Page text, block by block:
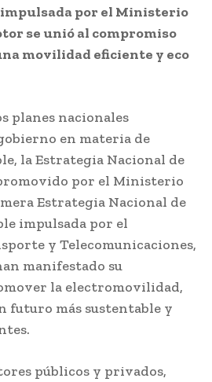
por el Ministerio
se unió al compromiso
movilidad eficiente y eco
planes nacionales
en materia de
la Estrategia Nacional de
por el Ministerio
Estrategia Nacional de
impulsada por el
y Telecomunicaciones,
manifestado su
la electromovilidad,
futuro más sustentable y
públicos y privados,